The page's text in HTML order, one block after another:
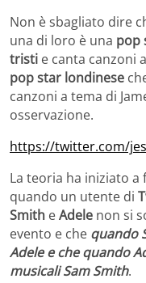
Non è sbagliato dire
una di loro è una pop
tristi e canta canzoni
pop star londinese
canzoni a tema di
osservazione.
https://twitter.com/
La teoria ha iniziato
quando un utente di
Smith eAdele non si
evento e che quando
Adele e che quando
musicali Sam Smith.